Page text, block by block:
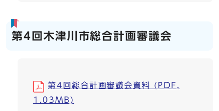
第4回木津川市総合計画審議会
第4回総合計画審議会資料 (PDF,
1.03MB)